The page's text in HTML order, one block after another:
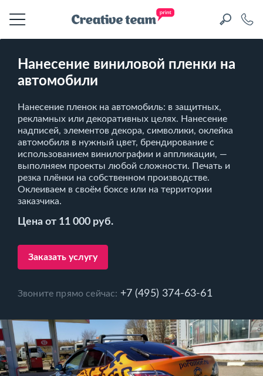
Нанесение виниловой пленки на
автомобили
Нанесение пленок на автомобиль: в защитных,
рекламных или декоративных целях. Нанесение
надписей, элементов декора, символики, оклейка
автомобиля в нужный цвет, брендирование с
использованием винилографии и аппликации, —
выполняем проекты любой сложности. Печать и
резка плёнки на собственном производстве.
Оклеиваем в своём боксе или на территории
заказчика.
Цена от 11 000 руб.
Заказать услугу
Звоните прямо сейчас: +7 (495) 374-63-61